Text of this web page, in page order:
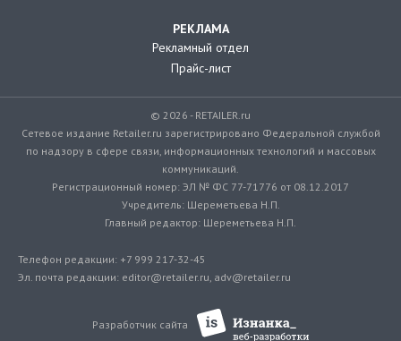
РЕКЛАМА
Рекламный отдел
Прайс-лист
© 2026 - RETAILER.ru
Сетевое издание Retailer.ru зарегистрировано Федеральной службой
по надзору в сфере связи, информационных технологий и массовых
коммуникаций.
Регистрационный номер: ЭЛ № ФС 77-71776 от 08.12.2017
Учредитель: Шереметьева Н.П.
Главный редактор: Шереметьева Н.П.
Телефон редакции: +7 999 217-32-45
Эл. почта редакции: editor@retailer.ru, adv@retailer.ru
Разработчик сайта